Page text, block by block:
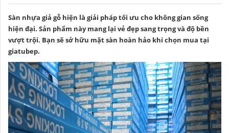
Sàn nhựa giả gỗ hiện là giải pháp tối ưu cho không gian sống
hiện đại. Sản phẩm này mang lại vẻ đẹp sang trọng và độ bền
vượt trội. Bạn sẽ sở hữu mặt sàn hoàn hảo khi chọn mua tại
giatubep.